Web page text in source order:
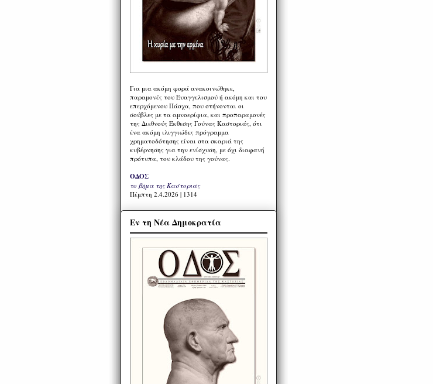
Για μια ακόμη φορά ανακοινώθηκε,
παραμονές του Ευαγγελισμού ή ακόμη και του
επερχόμενου Πάσχα, που στήνονται οι
σούβλες με τα αμνοερίφια, και προπαραμονές
της Διεθνούς Έκθεσης Γούνας Καστοριάς, ότι
ένα ακόμη ιλιγγιώδες πρόγραμμα
χρηματοδότησης είναι στα σκαριά της
κυβέρνησης για την ενίσχυση, με όχι διαφανή
πρότυπα, του κλάδου της γούνας.
ΟΔΟΣ
το βήμα της Καστοριάς
Πέμπτη 2.4.2026 | 1314
Εν τη Νέα Δημοκρατία